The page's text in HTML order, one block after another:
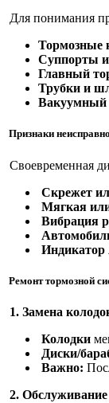
Для понимания
Тормозные
Суппорты
Главный
Трубки и
Вакуумный
Признаки
Своевременная
Скрежет
Мягкая
Вибрация
Индикатор
Ремонт тормозной
1. Замена
Колодки
Диски/
Важно:
2. Обслуживание